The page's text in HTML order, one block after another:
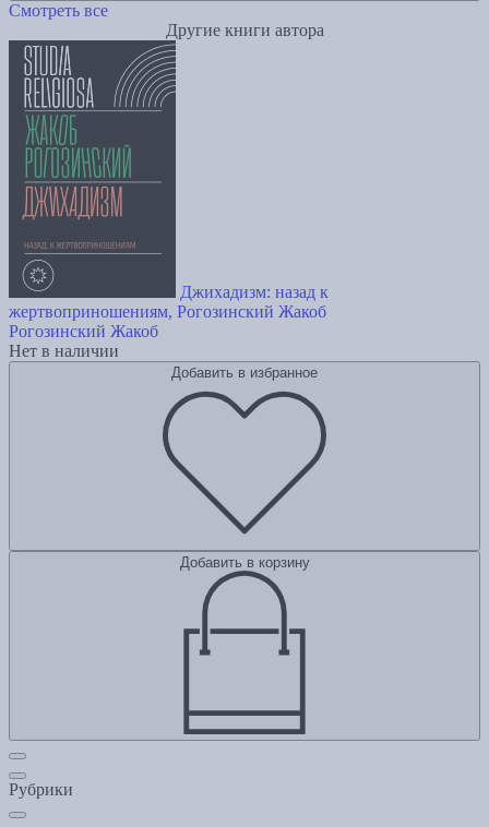
Смотреть все
Другие книги автора
Джихадизм: назад к
жертвоприношениям, Рогозинский Жакоб
Рогозинский Жакоб
Нет в наличии
Добавить в избранное
Добавить в корзину
Рубрики